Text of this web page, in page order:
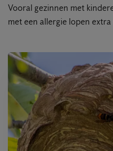
Vooral gezinnen met
met een allergie lopen